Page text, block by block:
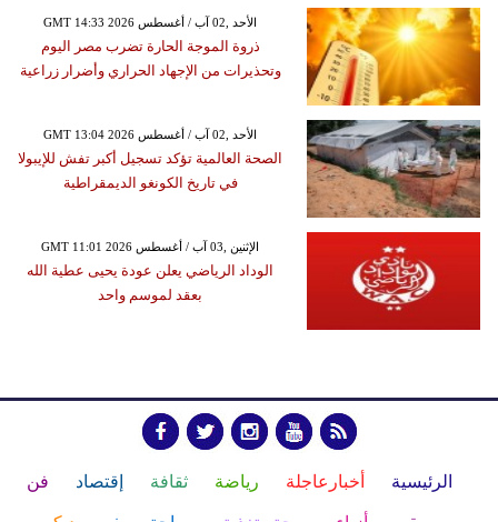
GMT 14:33 2026 الأحد ,02 آب / أغسطس
ذروة الموجة الحارة تضرب مصر اليوم
وتحذيرات من الإجهاد الحراري وأضرار زراعية
GMT 13:04 2026 الأحد ,02 آب / أغسطس
الصحة العالمية تؤكد تسجيل أكبر تفش للإيبولا
في تاريخ الكونغو الديمقراطية
GMT 11:01 2026 الإثنين ,03 آب / أغسطس
الوداد الرياضي يعلن عودة يحيى عطية الله
بعقد لموسم واحد
الرئيسية أخبارعاجلة رياضة ثقافة إقتصاد فن